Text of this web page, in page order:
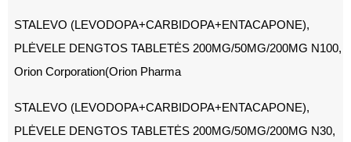
STALEVO (LEVODOPA+CARBIDOPA+ENTACAPONE),
PLĖVELE DENGTOS TABLETĖS 200MG/50MG/200MG N100,
Orion Corporation(Orion Pharma
STALEVO (LEVODOPA+CARBIDOPA+ENTACAPONE),
PLĖVELE DENGTOS TABLETĖS 200MG/50MG/200MG N30,